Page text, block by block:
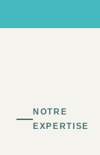
NOTRE
EXPERTISE